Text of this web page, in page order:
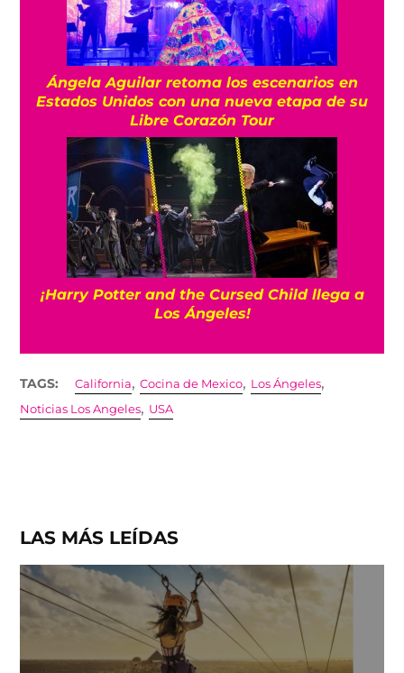
Ángela Aguilar retoma los escenarios en
Estados Unidos con una nueva etapa de su
Libre Corazón Tour
¡Harry Potter and the Cursed Child llega a
Los Ángeles!
TAGS: California,Cocina de Mexico, Los Ángeles,
Noticias Los Angeles, USA
LAS MÁS LEÍDAS